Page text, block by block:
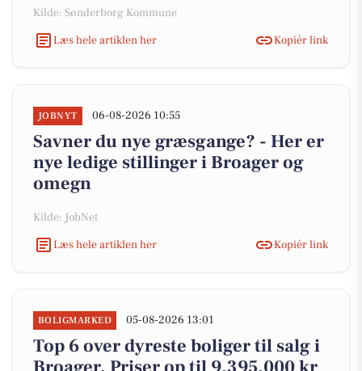
Kilde: Sønderborg Kommune
Læs hele artiklen her
Kopiér link
JOBNYT 06-08-2026 10:55
Savner du nye græsgange? - Her er
nye ledige stillinger i Broager og
omegn
Kilde: JobNet
Læs hele artiklen her
Kopiér link
BOLIGMARKED 05-08-2026 13:01
Top 6 over dyreste boliger til salg i